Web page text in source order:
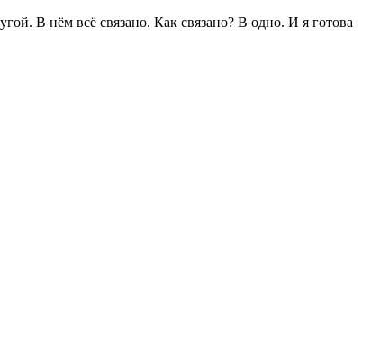
В нём всё связано. Как связано? В одно. И я готова